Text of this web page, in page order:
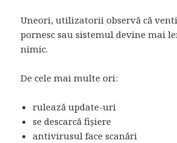
Uneori, utilizatorii observă că
pornesc sau sistemul devine mai
nimic.
De cele mai multe ori:
rulează update-uri
se descarcă fișiere
antivirusul face scanări